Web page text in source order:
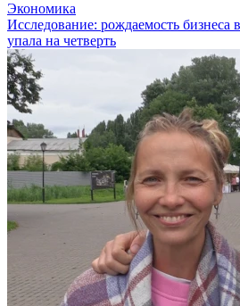
Экономика
Исследование: рождаемость бизнеса
упала на четверть